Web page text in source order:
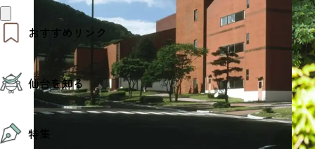
おすすめリンク
仙台夜時間
モデルコース
エリアガイド
お知らせ
お得なチケット
仙台を知る
仙台の魅力
特集